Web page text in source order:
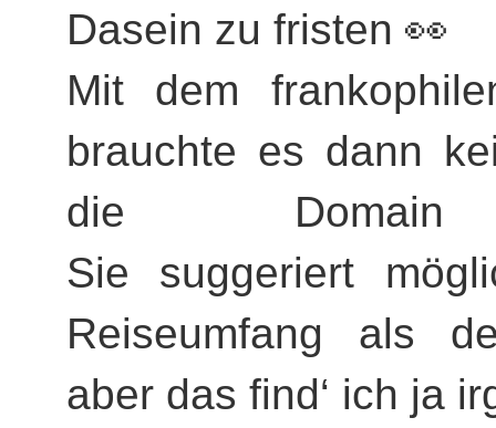
Dasein zu fristen 👀
Mit dem
brauchte es dann
die
Sie suggeriert
Reiseumfang als
aber das find‘ ich ja